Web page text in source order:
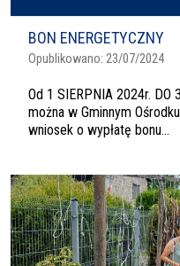
BON ENERGETYCZNY
Opublikowano: 23/07/2024
Od 1 SIERPNIA 2024r. DO
można w Gminnym
wniosek o wypłatę bonu...